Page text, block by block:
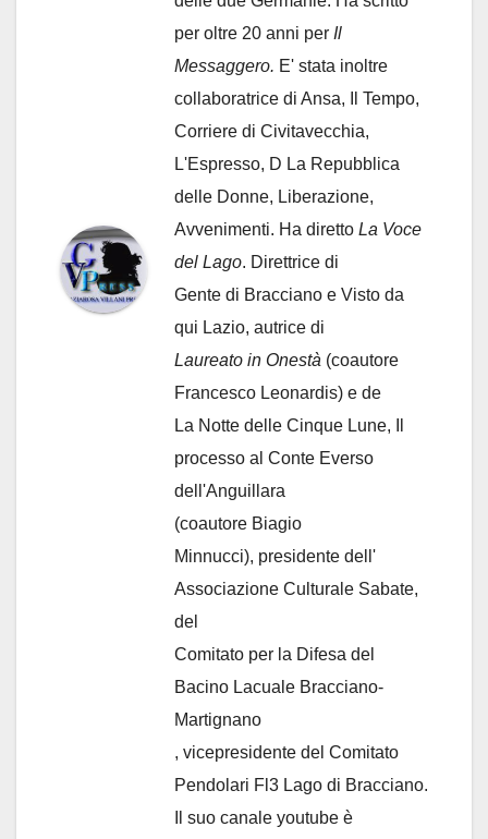
per oltre 20 anni per Il
Messaggero. E' stata inoltre
collaboratrice di Ansa, Il Tempo,
Corriere di Civitavecchia,
L'Espresso, D La Repubblica
delle Donne, Liberazione,
Avvenimenti. Ha diretto La Voce
del Lago. Direttrice di
Gente di Bracciano e Visto da
qui Lazio, autrice di
Laureato in Onestà (coautore
Francesco Leonardis) e de
La Notte delle Cinque Lune, Il
processo al Conte Everso
dell'Anguillara
(coautore Biagio
Minnucci), presidente dell'
Associazione Culturale Sabate,
del
Comitato per la Difesa del
Bacino Lacuale Bracciano-
Martignano
, vicepresidente del Comitato
Pendolari Fl3 Lago di Bracciano.
Il suo canale youtube è